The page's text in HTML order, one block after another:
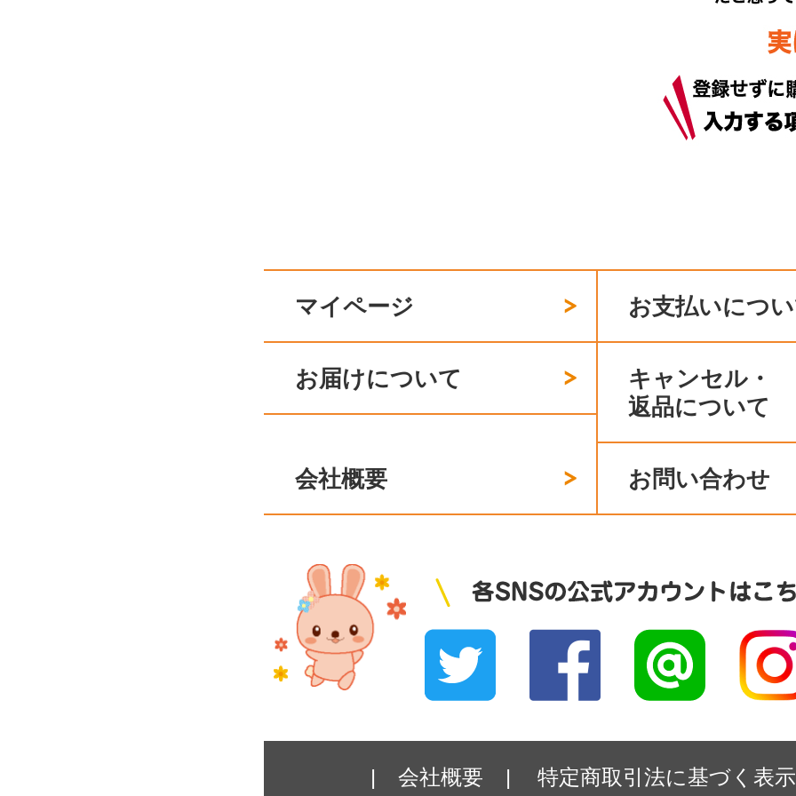
マイページ お支払いにつ
お届けについて
キャンセル・
返品について
会社概要 お問い合わせ
| 会社概要 | 特定商取引法に基づく表示